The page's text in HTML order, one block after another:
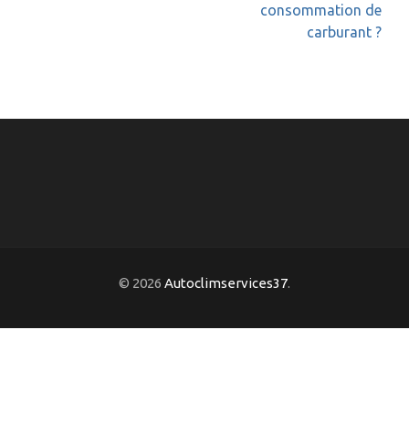
consommation de
carburant ?
© 2026 Autoclimservices37.